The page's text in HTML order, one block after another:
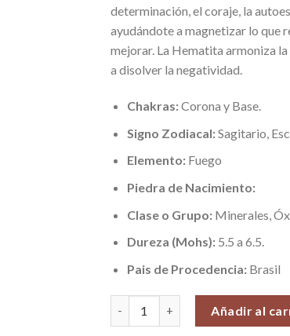
determinación, el coraje, la
ayudándote a magnetizar lo que
mejorar. La Hematita armoniza
a disolver la negatividad.
Chakras:Corona y Base.
Signo Zodiacal:Sagitario,
Elemento:Fuego
Piedra de Nacimiento:
Clase o Grupo:Minerales,
Dureza (Mohs):5.5 a 6.5.
Pais de Procedencia:Brasil
Añadir al